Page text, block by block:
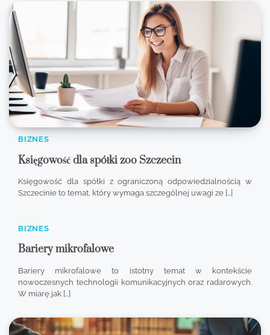
BIZNES
Księgowość dla spółki zoo Szczecin
Księgowość dla spółki z ograniczoną odpowiedzialnością w
Szczecinie to temat, który wymaga szczególnej uwagi ze […]
BIZNES
Bariery mikrofalowe
Bariery mikrofalowe to istotny temat w kontekście
nowoczesnych technologii komunikacyjnych oraz radarowych.
W miarę jak […]